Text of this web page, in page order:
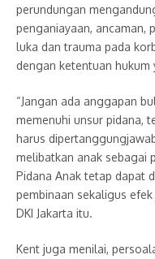
perundungan
penganiayaan, ancaman,
luka dan trauma pada
dengan ketentuan hukum
“Jangan ada anggapan
memenuhi unsur pidana,
harus
melibatkan anak sebagai
Pidana Anak tetap dapat
pembinaan sekaligus
DKI Jakarta itu.
Kent juga menilai,